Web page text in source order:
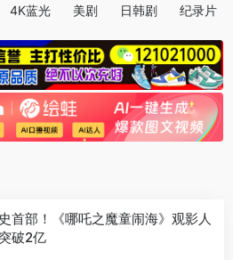
4K蓝光 美剧 日韩剧 纪录片
首部！《哪吒之魔童闹海》观影人
破2亿